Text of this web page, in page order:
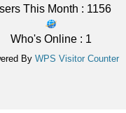
This Month : 1156
Who's Online : 1
By WPS Visitor Counter